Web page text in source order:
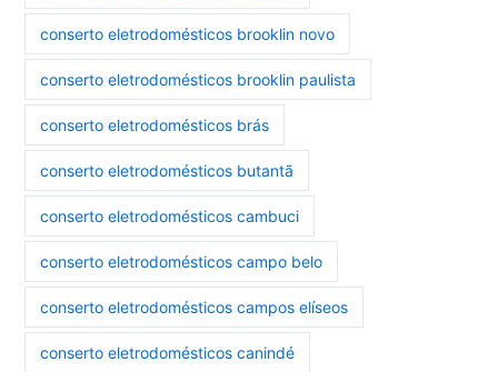
conserto eletrodomésticos brooklin novo
conserto eletrodomésticos brooklin paulista
conserto eletrodomésticos brás
conserto eletrodomésticos butantã
conserto eletrodomésticos cambuci
conserto eletrodomésticos campo belo
conserto eletrodomésticos campos elíseos
conserto eletrodomésticos canindé